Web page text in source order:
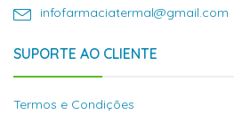
infofarmaciatermal@gmail.com
SUPORTE AO CLIENTE
Termos e Condições